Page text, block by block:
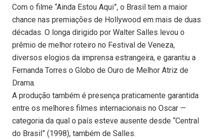
Com o filme “Ainda Estou Aqui”, o Brasil tem a maior
chance nas premiações de Hollywood em mais de duas
décadas. O longa dirigido por Walter Salles levou o
prêmio de melhor roteiro no Festival de Veneza,
diversos elogios da imprensa estrangeira, e garantiu a
Fernanda Torres o Globo de Ouro de Melhor Atriz de
Drama.
A produção também é presença praticamente garantida
entre os melhores filmes internacionais no Oscar —
categoria da qual o país esteve ausente desde “Central
do Brasil” (1998), também de Salles.